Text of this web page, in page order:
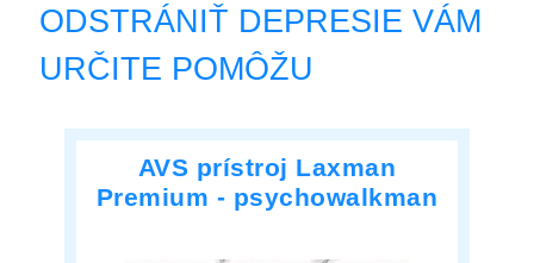
ODSTRÁNIŤ DEPRESIE VÁM
URČITE POMÔŽU
AVS prístroj Laxman
Premium - psychowalkman